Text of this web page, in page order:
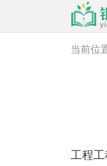
当前位
工程